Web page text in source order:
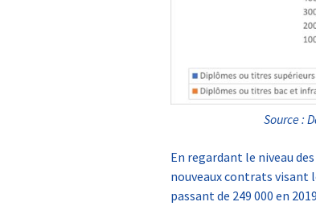
Source :
En regardant le niveau
nouveaux contrats
passant de 249 000 en